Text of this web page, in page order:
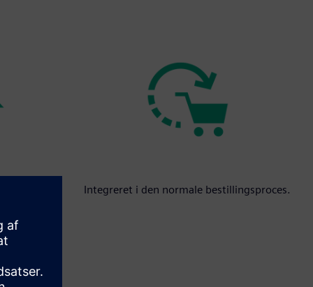
Integreret i den normale bestillingsproces.